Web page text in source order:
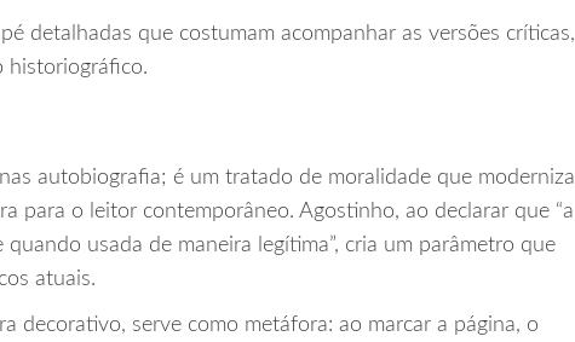
detalhadas que costumam acompanhar as versões críticas,
historiográfico.
autobiografia; é um tratado de moralidade que moderniza
para o leitor contemporâneo. Agostinho, ao declarar que “a
usada de maneira legítima”, cria um parâmetro que
atuais.
decorativo, serve como metáfora: ao marcar a página, o